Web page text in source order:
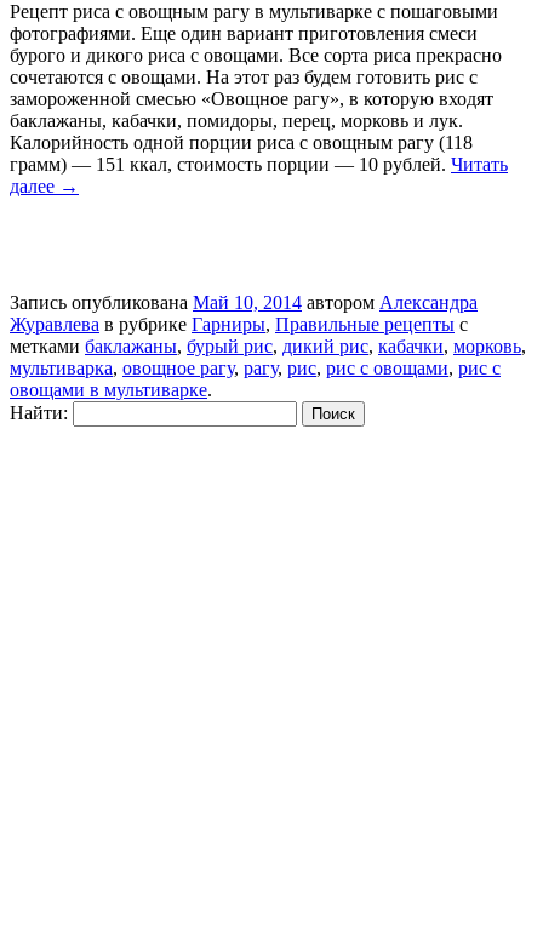
Рецепт риса с овощным рагу в мультиварке с пошаговыми
фотографиями. Еще один вариант приготовления смеси
бурого и дикого риса с овощами. Все сорта риса прекрасно
сочетаются с овощами. На этот раз будем готовить рис с
замороженной смесью «Овощное рагу», в которую входят
баклажаны, кабачки, помидоры, перец, морковь и лук.
Калорийность одной порции риса с овощным рагу (118
грамм) — 151 ккал, стоимость порции — 10 рублей. Читать
далее →
Запись опубликована Май 10, 2014 автором Александра
Журавлева в рубрике Гарниры, Правильные рецепты с
метками баклажаны, бурый рис, дикий рис, кабачки, морковь,
мультиварка, овощное рагу, рагу, рис, рис с овощами, рис с
овощами в мультиварке.
Найти: